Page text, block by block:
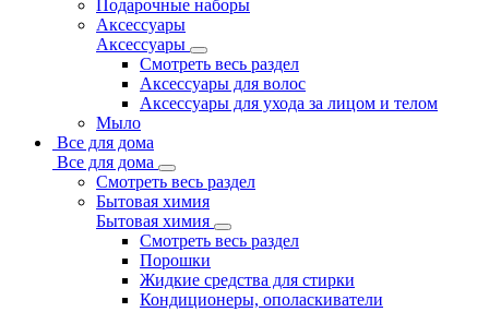
Подарочные наборы
Аксессуары
Аксессуары
Смотреть весь раздел
Аксессуары для волос
Аксессуары для ухода за лицом и телом
Мыло
Все для дома
Все для дома
Смотреть весь раздел
Бытовая химия
Бытовая химия
Смотреть весь раздел
Порошки
Жидкие средства для стирки
Кондиционеры, ополаскиватели